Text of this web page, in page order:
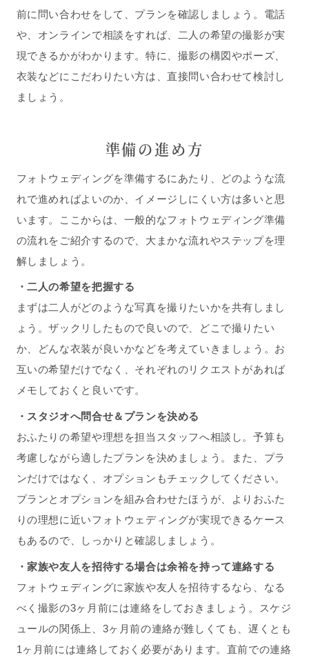
前に問い合わせをして、プランを確認しましょう。電話
や、オンラインで相談をすれば、二人の希望の撮影が実
現できるかがわかります。特に、撮影の構図やポーズ、
衣装などにこだわりたい方は、直接問い合わせて検討し
ましょう。
準備の進め方
フォトウェディングを準備するにあたり、どのような流
れで進めればよいのか、イメージしにくい方は多いと思
います。ここからは、一般的なフォトウェディング準備
の流れをご紹介するので、大まかな流れやステップを理
解しましょう。
・二人の希望を把握する
まずは二人がどのような写真を撮りたいかを共有しまし
ょう。ザックリしたもので良いので、どこで撮りたい
か、どんな衣装が良いかなどを考えていきましょう。お
互いの希望だけでなく、それぞれのリクエストがあれば
メモしておくと良いです。
・スタジオへ問合せ＆プランを決める
おふたりの希望や理想を担当スタッフへ相談し。予算も
考慮しながら適したプランを決めましょう。また、プラ
ンだけではなく、オプションもチェックしてください。
プランとオプションを組み合わせたほうが、よりおふた
りの理想に近いフォトウェディングが実現できるケース
もあるので、しっかりと確認しましょう。
・家族や友人を招待する場合は余裕を持って連絡する
フォトウェディングに家族や友人を招待するなら、なる
べく撮影の3ヶ月前には連絡をしておきましょう。スケジ
ュールの関係上、3ヶ月前の連絡が難しくても、遅くとも
1ヶ月前には連絡しておく必要があります。直前での連絡